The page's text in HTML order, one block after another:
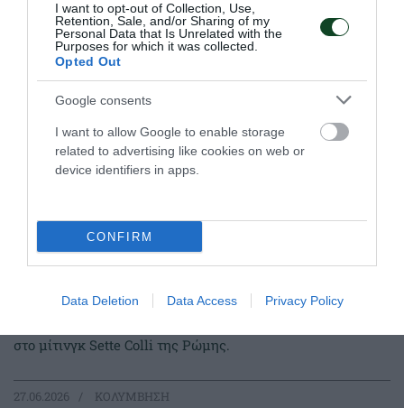
I want to opt-out of Collection, Use,
Retention, Sale, and/or Sharing of my
Personal Data that Is Unrelated with the
Purposes for which it was collected.
Opted Out
Google consents
I want to allow Google to enable storage
related to advertising like cookies on web or
device identifiers in apps.
CONFIRM
Data Deletion Data Access Privacy Policy
Ρώμη
στο μίτινγκ Sette Colli της Ρώμης.
27.06.2026 ΚΟΛΥΜΒΗΣΗ